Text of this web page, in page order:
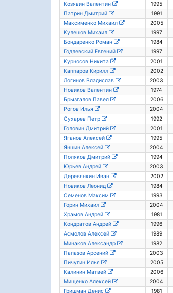
Козявин Валентин
1995
Патрин Дмитрий
1991
Максименко Михаил
2005
Кулешов Михаил
1997
Бондаренко Роман
1984
Годлевский Евгений
1997
Курносов Никита
2001
Каппаров Кирилл
2002
Логинов Владислав
2003
Новиков Валентин
1974
Брызгалов Павел
2006
Рогов Илья
2004
Сухарев Петр
1992
Головин Дмитрий
2001
Яганов Алексей
1995
Яншин Алексей
2004
Поляков Дмитрий
1994
Юрьев Андрей
2003
Деревянкин Иван
2002
Новиков Леонид
1984
Семенов Максим
1993
Горин Михаил
2004
Храмов Андрей
1981
Кондратов Андрей
1996
Асмолов Алексей
1989
Минаков Александр
1982
Папазов Арсений
2003
Пичугин Илья
2005
Калинин Матвей
2006
Мищенко Алексей
2004
Гришман Денис
1981